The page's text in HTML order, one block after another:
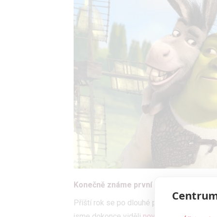
Konečně známe první podrobnosti o
Příští rok se po dlouhé pauze do kin vrátí